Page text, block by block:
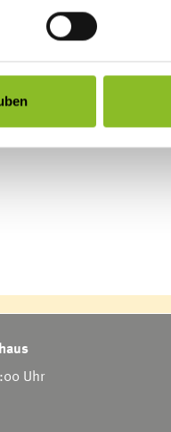
Uhr